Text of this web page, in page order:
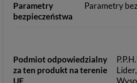
Parametry
bezpieczeństwa
Parametry
Podmiot odpowiedzialny
za ten produkt na terenie
UE